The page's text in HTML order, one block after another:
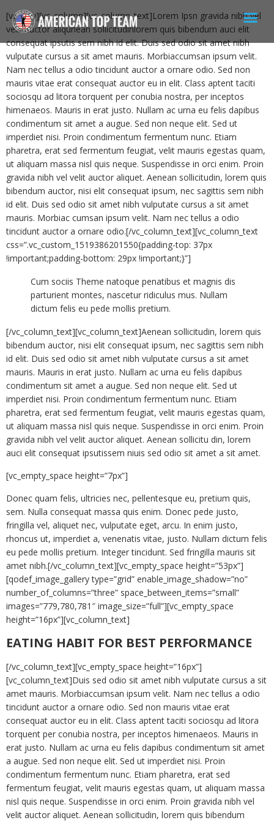
[vc_row][vc_column][vc_column_text]Lorem Ipsn gravida nibh vel
velit auctor aliqunean sollicitudinlorem quis bibendum auci elit
consequat ipsutis sem nibh id elit. Duis sed odio sit amet nibh
vulputate cursus a sit amet mauris. Morbiaccumsan ipsum velit.
Nam nec tellus a odio tincidunt auctor a ornare odio. Sed non
mauris vitae erat consequat auctor eu in elit. Class aptent taciti
sociosqu ad litora torquent per conubia nostra, per inceptos
himenaeos. Mauris in erat justo. Nullam ac urna eu felis dapibus
condimentum sit amet a augue. Sed non neque elit. Sed ut
imperdiet nisi. Proin condimentum fermentum nunc. Etiam
pharetra, erat sed fermentum feugiat, velit mauris egestas quam,
ut aliquam massa nisl quis neque. Suspendisse in orci enim. Proin
gravida nibh vel velit auctor aliquet. Aenean sollicitudin, lorem quis
bibendum auctor, nisi elit consequat ipsum, nec sagittis sem nibh
id elit. Duis sed odio sit amet nibh vulputate cursus a sit amet
mauris. Morbiac cumsan ipsum velit. Nam nec tellus a odio
tincidunt auctor a ornare odio.[/vc_column_text][vc_column_text
css=”.vc_custom_1519386201550{padding-top: 37px
!important;padding-bottom: 29px !important;}”]
Cum sociis Theme natoque penatibus et magnis dis
parturient montes, nascetur ridiculus mus. Nullam
dictum felis eu pede mollis pretium.
[/vc_column_text][vc_column_text]Aenean sollicitudin, lorem quis
bibendum auctor, nisi elit consequat ipsum, nec sagittis sem nibh
id elit. Duis sed odio sit amet nibh vulputate cursus a sit amet
mauris. Mauris in erat justo. Nullam ac urna eu felis dapibus
condimentum sit amet a augue. Sed non neque elit. Sed ut
imperdiet nisi. Proin condimentum fermentum nunc. Etiam
pharetra, erat sed fermentum feugiat, velit mauris egestas quam,
ut aliquam massa nisl quis neque. Suspendisse in orci enim. Proin
gravida nibh vel velit auctor aliquet. Aenean sollicitu din, lorem
auci elit consequat ipsutissem niuis sed odio sit amet a sit amet.
[vc_empty_space height=”7px”]
Donec quam felis, ultricies nec, pellentesque eu, pretium quis,
sem. Nulla consequat massa quis enim. Donec pede justo,
fringilla vel, aliquet nec, vulputate eget, arcu. In enim justo,
rhoncus ut, imperdiet a, venenatis vitae, justo. Nullam dictum felis
eu pede mollis pretium. Integer tincidunt. Sed fringilla mauris sit
amet nibh.[/vc_column_text][vc_empty_space height=”53px”]
[qodef_image_gallery type=”grid” enable_image_shadow=”no”
number_of_columns=”three” space_between_items=”small”
images=”779,780,781″ image_size=”full”][vc_empty_space
height=”16px”][vc_column_text]
EATING HABIT FOR BEST PERFORMANCE
[/vc_column_text][vc_empty_space height=”16px”]
[vc_column_text]Duis sed odio sit amet nibh vulputate cursus a sit
amet mauris. Morbiaccumsan ipsum velit. Nam nec tellus a odio
tincidunt auctor a ornare odio. Sed non mauris vitae erat
consequat auctor eu in elit. Class aptent taciti sociosqu ad litora
torquent per conubia nostra, per inceptos himenaeos. Mauris in
erat justo. Nullam ac urna eu felis dapibus condimentum sit amet
a augue. Sed non neque elit. Sed ut imperdiet nisi. Proin
condimentum fermentum nunc. Etiam pharetra, erat sed
fermentum feugiat, velit mauris egestas quam, ut aliquam massa
nisl quis neque. Suspendisse in orci enim. Proin gravida nibh vel
velit auctor aliquet. Aenean sollicitudin, lorem quis bibendum